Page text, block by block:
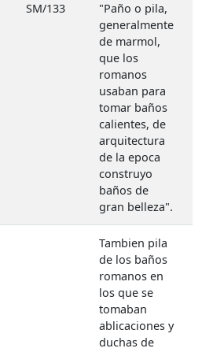
SM/133
"Paño o pila,
generalmente
de marmol,
que los
romanos
usaban para
tomar baños
calientes, de
arquitectura
de la epoca
construyo
baños de
gran belleza".
Tambien pila
de los baños
romanos en
los que se
tomaban
ablicaciones y
duchas de